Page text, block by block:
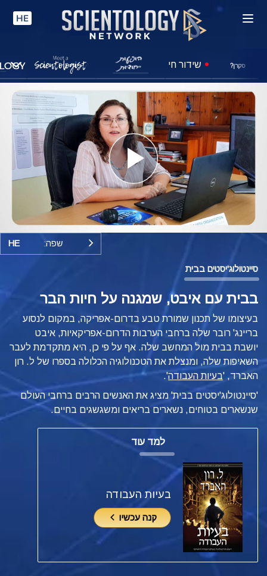
HE
סקרן? שידור חי
Play
Video
שפה: HE
סיינטולוג'יסטים בבית
בבית עם איבט, שמגנה על חיות הבר
בעיצומו של תכנון שמורת טבע בדרום-אפריקה, במקום לנסוע
בריינג' רובר שלה ברחבי הערבות הדרום-אפריקאיות, איבט
יושבת בבית מול המחשב שלה. אף על פי כן, היא מתקדמת לעבר
השאיפות שלה, ומנצלת את הטכנולוגיה הכלולה בספרו של ל. רון
האברד, 'בעיות העבודה'.
'סיינטולוג'יסטים בבית' מציג את האנשים הרבים ברחבי העולם
שנשארים בטוחים, נשארים בריאים ומשגשגים בחיים.
למד עוד
בעיות העבודה
קנה עכשיו